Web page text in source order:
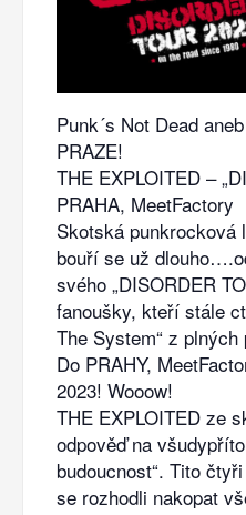
Punk´s Not Dead
PRAZE!
THE EXPLOITED –
PRAHA, MeetFactory
Skotská punkrocková
bouří se už
svého „DISORDER
fanoušky, kteří stále
The System“ z
Do PRAHY,
2023! Wooow!
THE EXPLOITED ze
odpověď na
budoucnost“. Tito
se rozhodli nakopat